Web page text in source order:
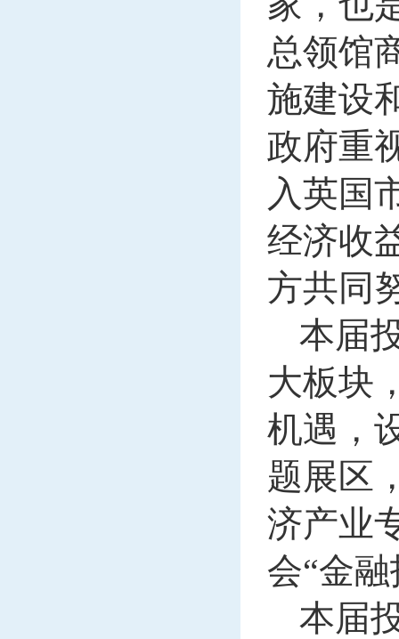
总领馆
施建设
政府重
入英国
经济收
方共同
本届
大板块
机遇，
题展区
济产业
会“金
本届